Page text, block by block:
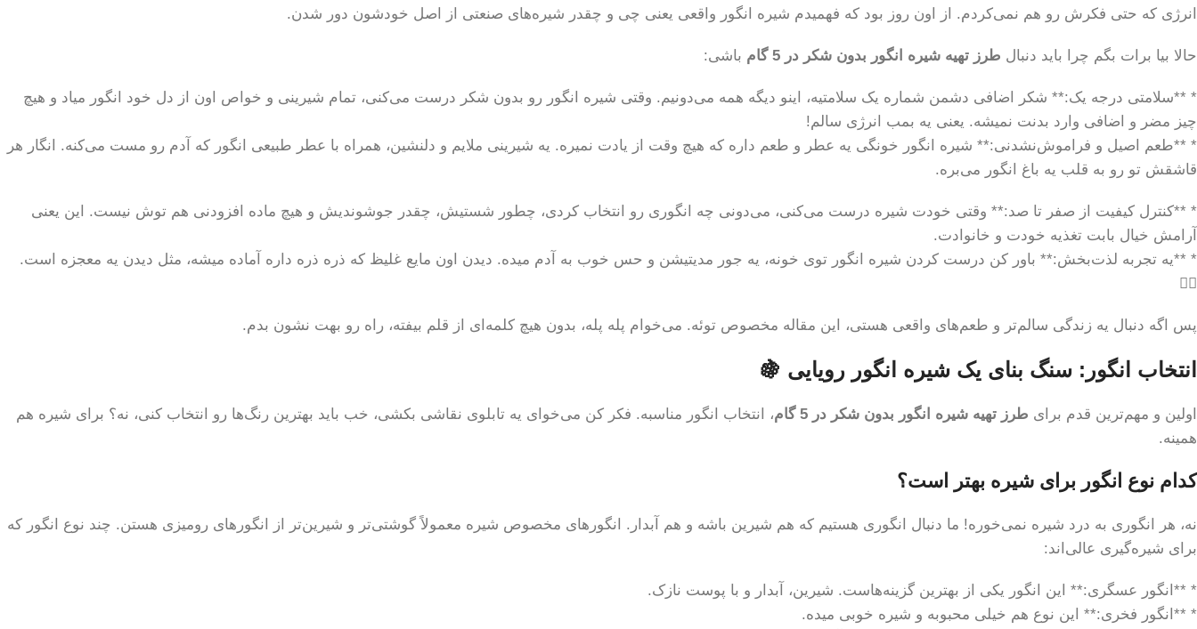
انرژی که حتی فکرش رو هم نمی‌کردم. از اون روز بود که فهمیدم شیره انگور واقعی یعنی چی و چقدر شیره‌های صنعتی از اصل خودشون دور شدن.
حالا بیا برات بگم چرا باید دنبال طرز تهیه شیره انگور بدون شکر در 5 گام باشی:
* **سلامتی درجه یک:** شکر اضافی دشمن شماره یک سلامتیه، اینو دیگه همه می‌دونیم. وقتی شیره انگور رو بدون شکر درست می‌کنی، تمام شیرینی و خواص اون از دل خود انگور میاد و هیچ
چیز مضر و اضافی وارد بدنت نمیشه. یعنی یه بمب انرژی سالم!
* **طعم اصیل و فراموش‌نشدنی:** شیره انگور خونگی یه عطر و طعم داره که هیچ وقت از یادت نمیره. یه شیرینی ملایم و دلنشین، همراه با عطر طبیعی انگور که آدم رو مست می‌کنه. انگار هر
قاشقش تو رو به قلب یه باغ انگور می‌بره.
* **کنترل کیفیت از صفر تا صد:** وقتی خودت شیره درست می‌کنی، می‌دونی چه انگوری رو انتخاب کردی، چطور شستیش، چقدر جوشوندیش و هیچ ماده افزودنی هم توش نیست. این یعنی
آرامش خیال بابت تغذیه خودت و خانوادت.
* **یه تجربه لذت‌بخش:** باور کن درست کردن شیره انگور توی خونه، یه جور مدیتیشن و حس خوب به آدم میده. دیدن اون مایع غلیظ که ذره ذره داره آماده میشه، مثل دیدن یه معجزه است.
🧘‍♀️
پس اگه دنبال یه زندگی سالم‌تر و طعم‌های واقعی هستی، این مقاله مخصوص توئه. می‌خوام پله پله، بدون هیچ کلمه‌ای از قلم بیفته، راه رو بهت نشون بدم.
انتخاب انگور: سنگ بنای یک شیره انگور رویایی 🍇
اولین و مهم‌ترین قدم برای طرز تهیه شیره انگور بدون شکر در 5 گام
، انتخاب انگور مناسبه. فکر کن می‌خوای یه تابلوی نقاشی بکشی، خب باید بهترین رنگ‌ها رو انتخاب کنی، نه؟ برای شیره هم
همینه.
کدام نوع انگور برای شیره بهتر است؟
نه، هر انگوری به درد شیره نمی‌خوره! ما دنبال انگوری هستیم که هم شیرین باشه و هم آبدار. انگورهای مخصوص شیره معمولاً گوشتی‌تر و شیرین‌تر از انگورهای رومیزی هستن. چند نوع انگور که
برای شیره‌گیری عالی‌اند:
* **انگور عسگری:** این انگور یکی از بهترین گزینه‌هاست. شیرین، آبدار و با پوست نازک.
* **انگور فخری:** این نوع هم خیلی محبوبه و شیره خوبی میده.